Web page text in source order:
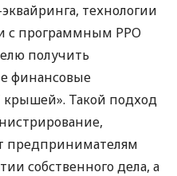
технологии
с программным РРО
получить
финансовые
Такой подход
предпринимателям
собственного дела, а